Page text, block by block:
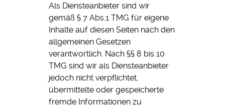
Als Diensteanbieter sind wir
gemäß § 7 Abs.1 TMG für eigene
Inhalte auf diesen Seiten nach den
allgemeinen Gesetzen
verantwortlich. Nach §§ 8 bis 10
TMG sind wir als Diensteanbieter
jedoch nicht verpflichtet,
übermittelte oder gespeicherte
fremde Informationen zu